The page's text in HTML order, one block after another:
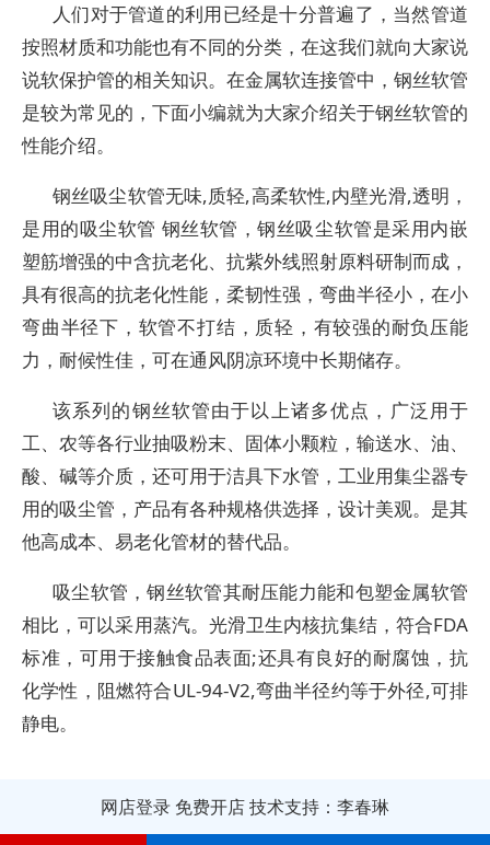
人们对于管道的利用已经是十分普遍了，当然管道
按照材质和功能也有不同的分类，在这我们就向大家说
说软保护管的相关知识。在金属软连接管中，钢丝软管
是较为常见的，下面小编就为大家介绍关于钢丝软管的
性能介绍。
钢丝吸尘软管无味,质轻,高柔软性,内壁光滑,透明，
是用的吸尘软管 钢丝软管，钢丝吸尘软管是采用内嵌
塑筋增强的中含抗老化、抗紫外线照射原料研制而成，
具有很高的抗老化性能，柔韧性强，弯曲半径小，在小
弯曲半径下，软管不打结，质轻，有较强的耐负压能
力，耐候性佳，可在通风阴凉环境中长期储存。
该系列的钢丝软管由于以上诸多优点，广泛用于
工、农等各行业抽吸粉末、固体小颗粒，输送水、油、
酸、碱等介质，还可用于洁具下水管，工业用集尘器专
用的吸尘管，产品有各种规格供选择，设计美观。是其
他高成本、易老化管材的替代品。
吸尘软管，钢丝软管其耐压能力能和包塑金属软管
相比，可以采用蒸汽。光滑卫生内核抗集结，符合FDA
标准，可用于接触食品表面;还具有良好的耐腐蚀，抗
化学性，阻燃符合UL-94-V2,弯曲半径约等于外径,可排
静电。
网店登录 免费开店技术支持：李春琳